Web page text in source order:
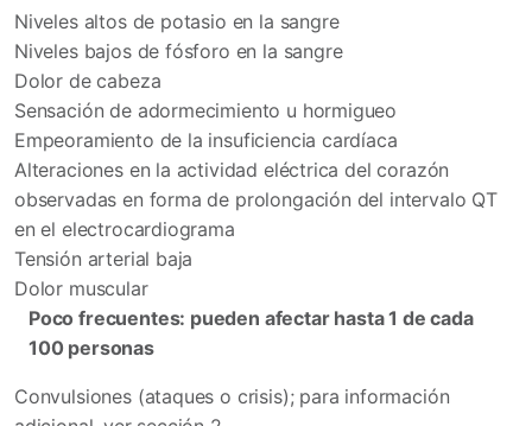
Niveles altos de potasio en la sangre
Niveles bajos de fósforo en la sangre
Dolor de cabeza
Sensación de adormecimiento u hormigueo
Empeoramiento de la insuficiencia cardíaca
Alteraciones en la actividad eléctrica del corazón
observadas en forma de prolongación del intervalo QT
en el electrocardiograma
Tensión arterial baja
Dolor muscular
Poco frecuentes: pueden afectar hasta 1 de cada
100 personas
Convulsiones (ataques o crisis); para información